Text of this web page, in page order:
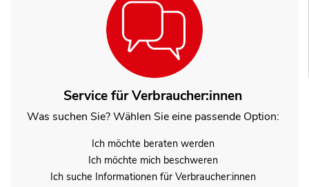
Service für Verbraucher:innen
Was suchen Sie? Wählen Sie eine passende Option:
Ich möchte beraten werden
Ich möchte mich beschweren
Ich suche Informationen für Verbraucher:innen